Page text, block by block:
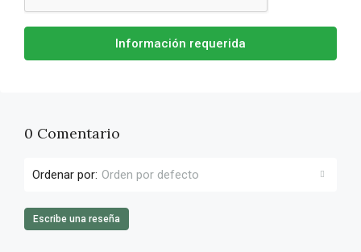
Información requerida
0 Comentario
Ordenar por: Orden por defecto
Escribe una reseña